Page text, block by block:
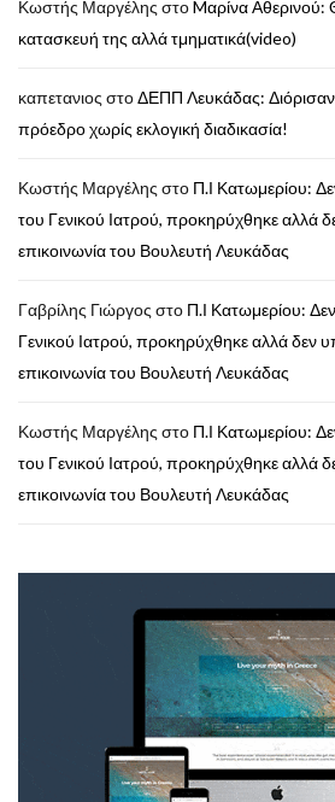
Κωστής Μαργέλης στοMαρίνα
κατασκευή της αλλά τμηματικά(video)
καπετανιος στοΔΕΠΠ Λευκάδας:
πρόεδρο χωρίς εκλογική διαδικασία!
Κωστής Μαργέλης στο Π.Ι Κατωμερίου:
του Γενικού Ιατρού, προκηρύχθηκε αλλά
επικοινωνία του Βουλευτή Λευκάδας
Γαβρίλης Γιώργος στο Π.Ι Κατωμερίου:
Γενικού Ιατρού, προκηρύχθηκε αλλά δεν
επικοινωνία του Βουλευτή Λευκάδας
Κωστής Μαργέλης στο Π.Ι Κατωμερίου:
του Γενικού Ιατρού, προκηρύχθηκε αλλά
επικοινωνία του Βουλευτή Λευκάδας